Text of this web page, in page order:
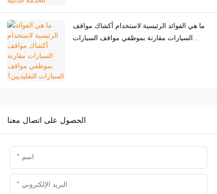
ما هي الفوائد الرئيسية لاستخدام أكشاك مواقف
السيارات مقارنة بموظفي مواقف السيارات
الحصول على اتصال معنا
اسم
البريد الإلكتروني